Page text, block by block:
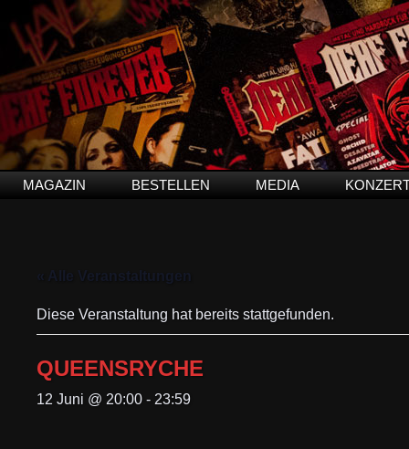
MAGAZIN BESTELLEN MEDIA
« Alle Veranstaltungen
Diese Veranstaltung hat bereits stattgefunden.
QUEENSRYCHE
12 Juni @ 20:00 - 23:59